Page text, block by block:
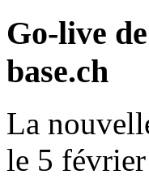
Go-live
base.ch
La
le 5